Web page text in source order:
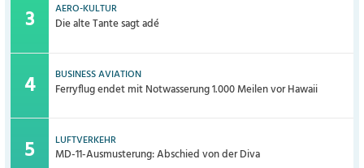
AERO-KULTUR
Die alte Tante sagt adé
BUSINESS AVIATION
Ferryflug endet mit Notwasserung 1.000 Meilen vor Hawaii
LUFTVERKEHR
MD-11-Ausmusterung: Abschied von der Diva